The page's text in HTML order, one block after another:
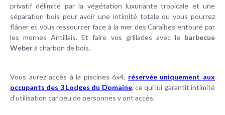
privatif délimité par la végétation luxuriante tropicale et une
séparation bois pour avoir une intimité totale ou vous pourrez
flâner et vous ressourcer face à la mer des Caraïbes entouré par
les mornes Antillais. Et faire vos grillades avec lebarbecue
Weberà charbon de bois.
Vous aurez accès à la piscines 6x4, réservée uniquement aux
occupants des 3 Lodges du Domaine, ce qui lui garantit intimité
d'utilisation car peu de personnes y ont accès.